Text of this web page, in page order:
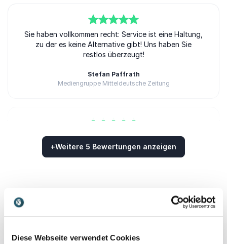
Diese Webseite verwendet Cookies
5von5
Sie haben vollkommen recht: Service ist eine Haltung,
zu der es keine Alternative gibt! Uns haben Sie
restlos überzeugt!
Stefan Paffrath
Mediengruppe Mitteldeutsche Zeitung
von5
Schön, wenn sich ausgefeilte Rhetorik, große
Lebenserfahrung und hoher Sachverstand mit Witz
und Überzeugung paaren. Ein ausgezeichneter
+Weitere 5 Bewertungen anzeigen